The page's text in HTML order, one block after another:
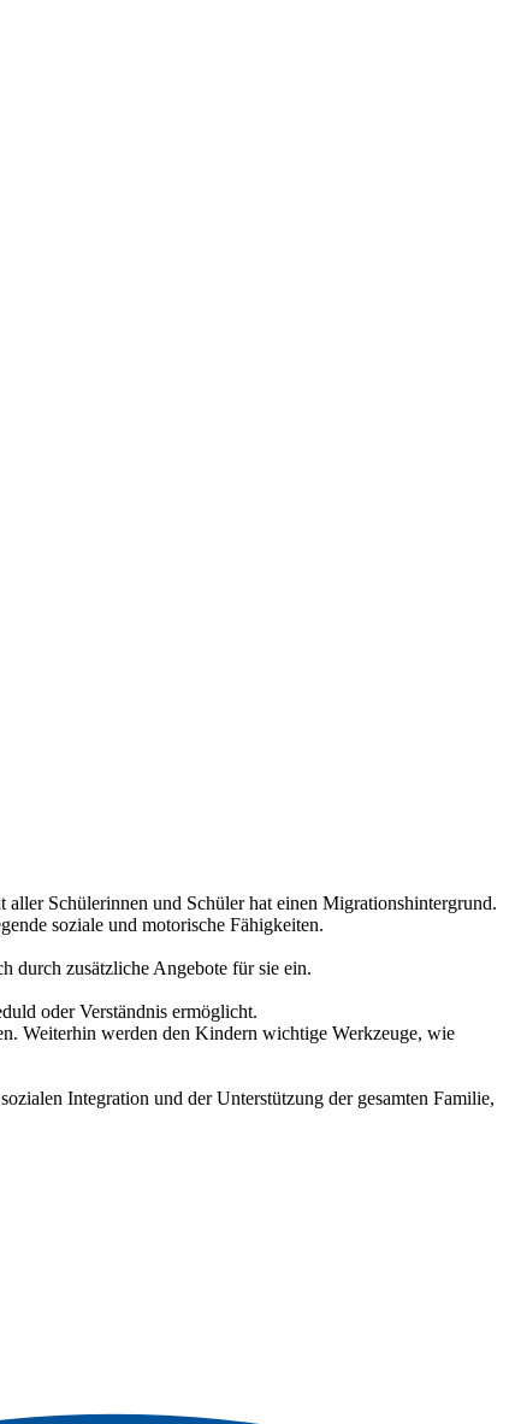
Schülerinnen und Schüler hat einen Migrationshintergrund.
soziale und motorische Fähigkeiten.
durch zusätzliche Angebote für sie ein.
oder Verständnis ermöglicht.
Weiterhin werden den Kindern wichtige Werkzeuge, wie
Integration und der Unterstützung der gesamten Familie,